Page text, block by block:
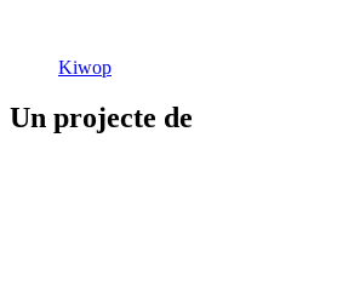
Kiwop
Un projecte de